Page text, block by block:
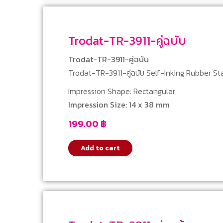
Trodat-TR-3911-คู่ฉบับ
199.00 ฿
Trodat-TR-3911-คู่ฉบับ
Trodat-TR-3911-คู่ฉบับ Self-Inking Rubber
Impression Shape: Rectangular
Impression Size: 14 x 38 mm
Add to cart